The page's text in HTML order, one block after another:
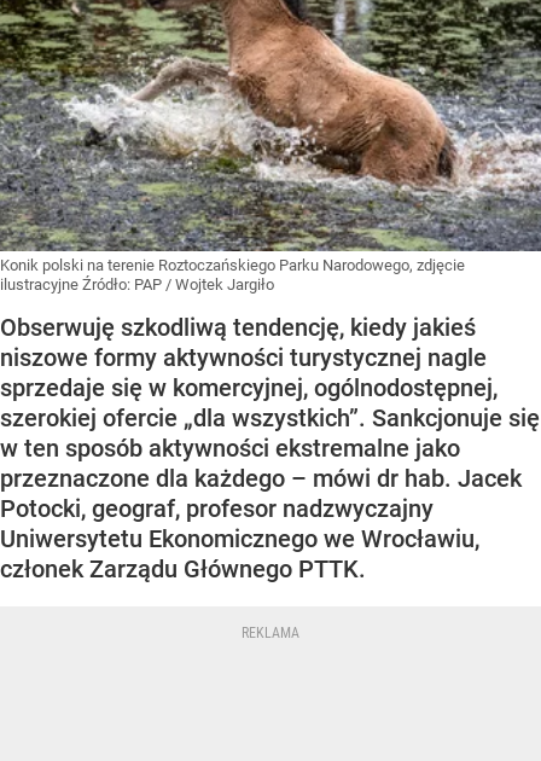
Konik polski na terenie Roztoczańskiego Parku Narodowego, zdjęcie
ilustracyjne Źródło: PAP / Wojtek Jargiło
Obserwuję szkodliwą tendencję, kiedy jakieś
niszowe formy aktywności turystycznej nagle
sprzedaje się w komercyjnej, ogólnodostępnej,
szerokiej ofercie „dla wszystkich”. Sankcjonuje się
w ten sposób aktywności ekstremalne jako
przeznaczone dla każdego – mówi dr hab. Jacek
Potocki, geograf, profesor nadzwyczajny
Uniwersytetu Ekonomicznego we Wrocławiu,
członek Zarządu Głównego PTTK.